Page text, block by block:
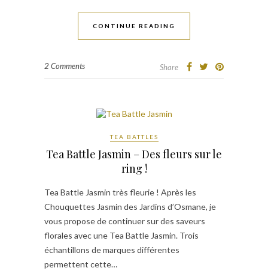
CONTINUE READING
2 Comments Share
TEA BATTLES
Tea Battle Jasmin – Des fleurs sur le
ring !
Tea Battle Jasmin très fleurie ! Après les
Chouquettes Jasmin des Jardins d’Osmane, je
vous propose de continuer sur des saveurs
florales avec une Tea Battle Jasmin. Trois
échantillons de marques différentes
permettent cette…